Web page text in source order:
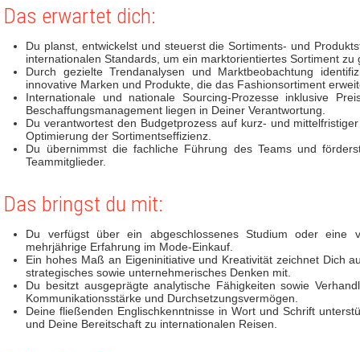
Das erwartet dich:
Du planst, entwickelst und steuerst die Sortiments- und
internationalen Standards, um ein marktorientiertes Sortiment zu
Durch gezielte Trendanalysen und Marktbeobachtung
innovative Marken und Produkte, die das Fashionsortiment
Internationale und nationale Sourcing-Prozesse inklusive
Beschaffungsmanagement liegen in Deiner Verantwortung.
Du verantwortest den Budgetprozess auf kurz- und
Optimierung der Sortimentseffizienz.
Du übernimmst die fachliche Führung des Teams und
Teammitglieder.
Das bringst du mit:
Du verfügst über ein abgeschlossenes Studium oder eine
mehrjährige Erfahrung im Mode-Einkauf.
Ein hohes Maß an Eigeninitiative und Kreativität zeichnet Dich
strategisches sowie unternehmerisches Denken mit.
Du besitzt ausgeprägte analytische Fähigkeiten sowie
Kommunikationsstärke und Durchsetzungsvermögen.
Deine fließenden Englischkenntnisse in Wort und Schrift
und Deine Bereitschaft zu internationalen Reisen.